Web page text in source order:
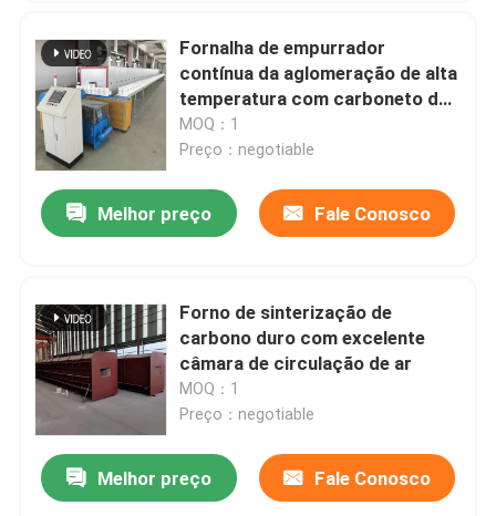
Fornalha de empurrador
contínua da aglomeração de alta
temperatura com carboneto de
silicone Ros para as peças
estruturais da zircônia da
MOQ：1
Preço：negotiable
Melhor preço Fale Conosco
Forno de sinterização de
carbono duro com excelente
câmara de circulação de ar
MOQ：1
Preço：negotiable
Melhor preço Fale Conosco